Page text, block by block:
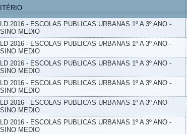
2016 - ESCOLAS PUBLICAS URBANAS 1º A 3º ANO -
MEDIO
2016 - ESCOLAS PUBLICAS URBANAS 1º A 3º ANO -
MEDIO
2016 - ESCOLAS PUBLICAS URBANAS 1º A 3º ANO -
MEDIO
2016 - ESCOLAS PUBLICAS URBANAS 1º A 3º ANO -
MEDIO
2016 - ESCOLAS PUBLICAS URBANAS 1º A 3º ANO -
MEDIO
2016 - ESCOLAS PUBLICAS URBANAS 1º A 3º ANO -
MEDIO